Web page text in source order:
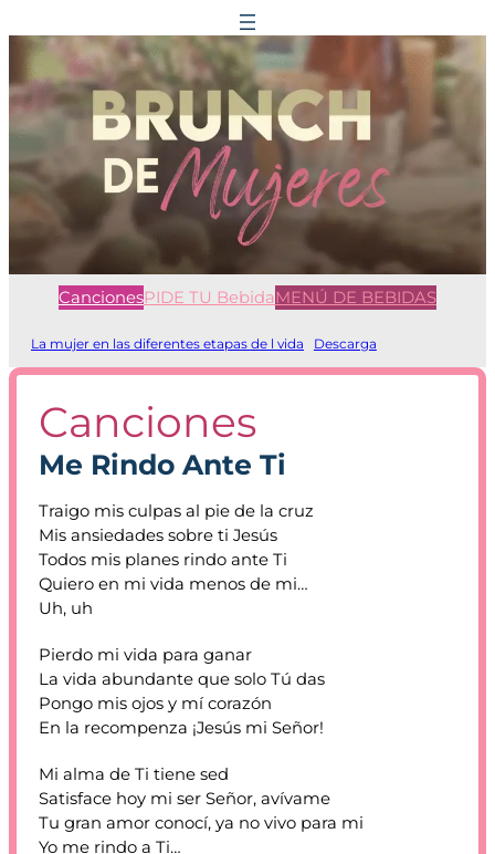
contenido
CancionesPIDE TU BebidaMENÚ DE BEBIDAS
La mujer en las diferentes etapas de l vida Descarga
Canciones
Me Rindo Ante Ti
Traigo mis culpas al pie de la cruz
Mis ansiedades sobre ti Jesús
Todos mis planes rindo ante Ti
Quiero en mi vida menos de mi…
Uh, uh
Pierdo mi vida para ganar
La vida abundante que solo Tú das
Pongo mis ojos y mí corazón
En la recompenza ¡Jesús mi Señor!
Mi alma de Ti tiene sed
Satisface hoy mi ser Señor, avívame
Tu gran amor conocí, ya no vivo para mi
Yo me rindo a Ti…